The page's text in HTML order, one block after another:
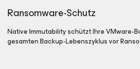
Ransomware-Schutz
Native Immutability schützt Ihre VMware-
gesamten Backup-Lebenszyklus vor